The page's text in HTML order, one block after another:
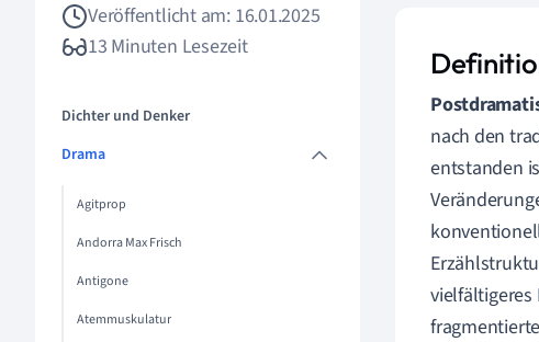
Veröffentlicht am: 16.01.2025
13 Minuten Lesezeit
Dichter und Denker
Drama
Agitprop
Andorra Max Frisch
Antigone
Atemmuskulatur
nach den
entstanden
vielfältigeres